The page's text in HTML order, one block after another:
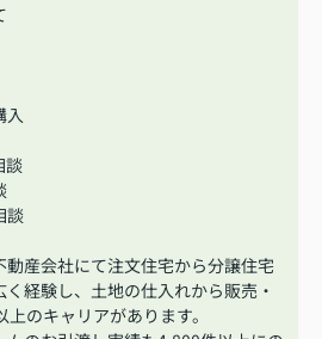
入
談
談
動産会社にて注文住宅から分譲住宅
経験し、土地の仕入れから販売・
のキャリアがあります。